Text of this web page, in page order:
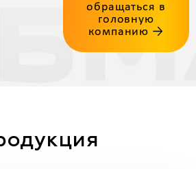
обращаться в
головную
компанию →